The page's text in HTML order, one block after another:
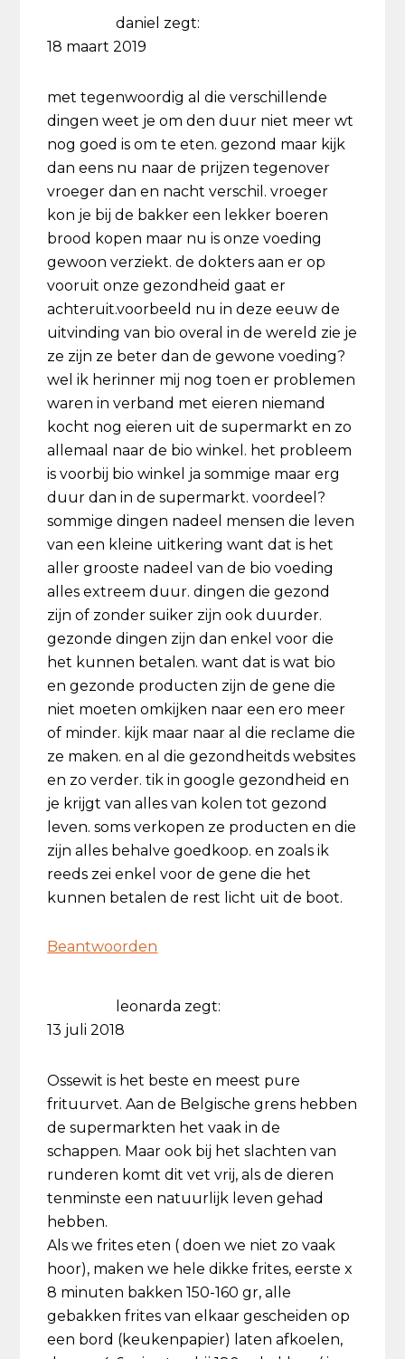
daniel zegt:
18 maart 2019
met tegenwoordig al die verschillende
dingen weet je om den duur niet meer wt
nog goed is om te eten. gezond maar kijk
dan eens nu naar de prijzen tegenover
vroeger dan en nacht verschil. vroeger
kon je bij de bakker een lekker boeren
brood kopen maar nu is onze voeding
gewoon verziekt. de dokters aan er op
vooruit onze gezondheid gaat er
achteruit.voorbeeld nu in deze eeuw de
uitvinding van bio overal in de wereld zie je
ze zijn ze beter dan de gewone voeding?
wel ik herinner mij nog toen er problemen
waren in verband met eieren niemand
kocht nog eieren uit de supermarkt en zo
allemaal naar de bio winkel. het probleem
is voorbij bio winkel ja sommige maar erg
duur dan in de supermarkt. voordeel?
sommige dingen nadeel mensen die leven
van een kleine uitkering want dat is het
aller grooste nadeel van de bio voeding
alles extreem duur. dingen die gezond
zijn of zonder suiker zijn ook duurder.
gezonde dingen zijn dan enkel voor die
het kunnen betalen. want dat is wat bio
en gezonde producten zijn de gene die
niet moeten omkijken naar een ero meer
of minder. kijk maar naar al die reclame die
ze maken. en al die gezondheitds websites
en zo verder. tik in google gezondheid en
je krijgt van alles van kolen tot gezond
leven. soms verkopen ze producten en die
zijn alles behalve goedkoop. en zoals ik
reeds zei enkel voor de gene die het
kunnen betalen de rest licht uit de boot.
Beantwoorden
leonarda zegt:
13 juli 2018
Ossewit is het beste en meest pure
frituurvet. Aan de Belgische grens hebben
de supermarkten het vaak in de
schappen. Maar ook bij het slachten van
runderen komt dit vet vrij, als de dieren
tenminste een natuurlijk leven gehad
hebben.
Als we frites eten ( doen we niet zo vaak
hoor), maken we hele dikke frites, eerste x
8 minuten bakken 150-160 gr, alle
gebakken frites van elkaar gescheiden op
een bord (keukenpapier) laten afkoelen,